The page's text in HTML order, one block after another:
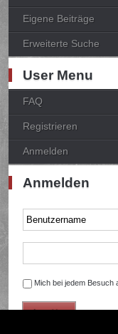
Eigene Beiträge
Erweiterte Suche
User Menu
FAQ
Registrieren
Anmelden
Anmelden
Mich bei jedem Besuch